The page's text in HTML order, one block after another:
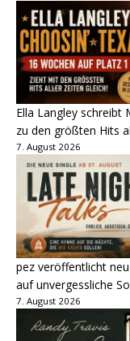
Ella Langley schreibt
zu den größten Hits
7. August 2026
pez veröffentlicht
auf unvergessliche
7. August 2026